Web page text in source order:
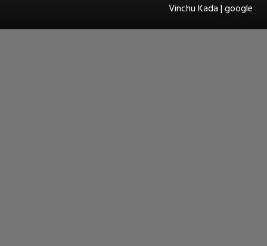
Vinchu Kada | google